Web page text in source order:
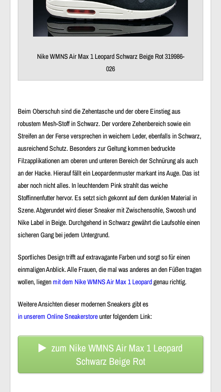
Nike WMNS Air Max 1 Leopard Schwarz Beige Rot 319986-
026
Beim Oberschuhsind dieZehentascheund der obere Einstiegaus
robustem Mesh-Stoffin Schwarz. Der vordereZehenbereichsowie ein
Streifen an der Ferseversprechen inweichem Leder, ebenfalls in Schwarz,
ausreichend Schutz. Besonders zur Geltung kommen bedruckte
Filzapplikationenam oberen und unteren Bereich derSchnürungals auch
an der Hacke. Hierauf fällt ein Leopardenmustermarkant ins Auge. Das ist
aber noch nicht alles. In leuchtendem Pink strahlt dasweiche
Stoffinnenfutterhervor. Es setzt sich gekonnt auf dem dunklen Material in
Szene. Abgerundet wird dieser Sneaker mitZwischensohle,Swooshund
Nike Label in Beige. Durchgehend in Schwarz gewährt die Laufsohle einen
sicheren Gangbei jedem Untergrund.
Sportliches Designtrifft aufextravagante Farbenund sorgt so für einen
einmaligen Anblick. Alle Frauen, die mal was anderes an den Füßen tragen
wollen, liegenmit dem Nike WMNS Air Max 1 Leopardgenau richtig.
Weitere Ansichten dieser modernen Sneakers gibt es
in unserem Online Sneakerstoreunter folgendem Link:
zum Nike WMNS Air Max 1 Leopard
Schwarz Beige Rot